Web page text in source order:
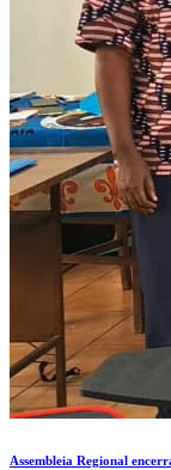
Assembleia Regional